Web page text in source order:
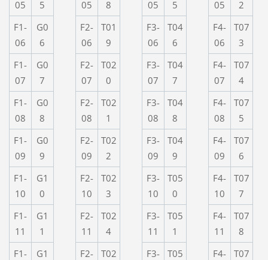
05 5 05 8 05 5 05
2
F1-
06
G0
6
F2-
06
T01
9
F3-
06
T04
6
F4-
06
T07
3
F1-
07
G0
7
F2-
07
T02
0
F3-
07
T04
7
F4-
07
T07
4
F1-
08
G0
8
F2-
08
T02
1
F3-
08
T04
8
F4-
08
T07
5
F1-
09
G0
9
F2-
09
T02
2
F3-
09
T04
9
F4-
09
T07
6
F1-
10
G1
0
F2-
10
T02
3
F3-
10
T05
0
F4-
10
T07
7
F1-
11
G1
1
F2-
11
T02
4
F3-
11
T05
1
F4-
11
T07
8
F1-
G1
F2-
T02
F3-
T05
F4-
T07